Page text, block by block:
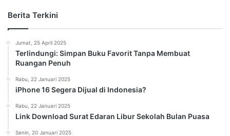
Berita Terkini
Jumat, 25 April 2025
Terlindungi: Simpan Buku Favorit Tanpa Membuat
Ruangan Penuh
Rabu, 22 Januari 2025
iPhone 16 Segera Dijual di Indonesia?
Rabu, 22 Januari 2025
Link Download Surat Edaran Libur Sekolah Bulan Puasa
Senin, 20 Januari 2025